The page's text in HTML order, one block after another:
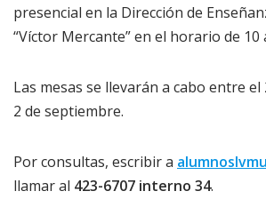
presencial en la Dirección de
“Víctor Mercante” en el horario de 10
Las mesas se llevarán a cabo entre
2 de septiembre.
Por consultas, escribir a
llamar al 423-6707 interno 34.